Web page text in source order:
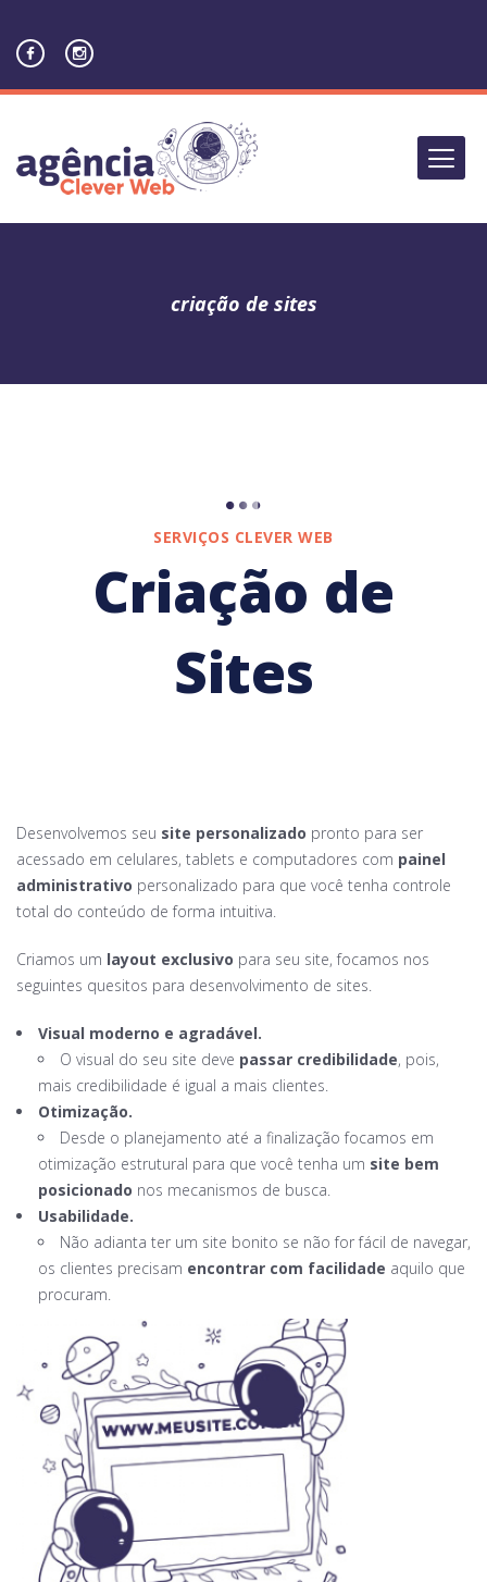
criação de sites
SERVIÇOS CLEVER WEB
Criação de
Sites
Desenvolvemos seu site personalizado pronto para ser
acessado em celulares, tablets e computadores com painel
administrativo personalizado para que você tenha controle
total do conteúdo de forma intuitiva.
Criamos um layout exclusivo para seu site, focamos nos
seguintes quesitos para desenvolvimento de sites.
Visual moderno e agradável.
O visual do seu site deve passar credibilidade, pois,
mais credibilidade é igual a mais clientes.
Otimização.
Desde o planejamento até a finalização focamos em
otimização estrutural para que você tenha um site bem
posicionado nos mecanismos de busca.
Usabilidade.
Não adianta ter um site bonito se não for fácil de navegar,
os clientes precisam encontrar com facilidade aquilo que
procuram.